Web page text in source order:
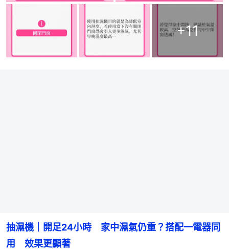
+11
抽濕機｜開足24小時　家中濕氣仍重？搭配一電器同
用　效果更顯著